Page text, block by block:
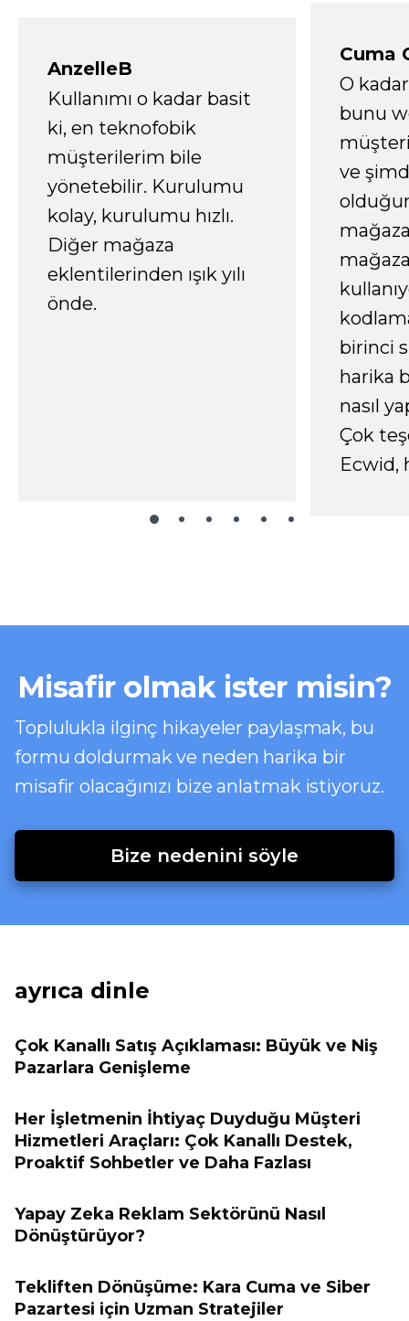
AnzelleB
Kullanımı o kadar basit
ki, en teknofobik
müşterilerim bile
yönetebilir. Kurulumu
kolay, kurulumu hızlı.
Diğer mağaza
eklentilerinden ışık yılı
önde.
Cuma
O
bunu
ve
birinci
harika
nasıl
Çok
Ecwid,
Misafir olmak ister misin?
Toplulukla ilginç hikayeler paylaşmak, bu
formu doldurmak ve neden harika bir
misafir olacağınızı bize anlatmak istiyoruz.
Bize nedenini söyle
ayrıca dinle
Çok Kanallı Satış Açıklaması: Büyük ve Niş
Pazarlara Genişleme
Her İşletmenin İhtiyaç Duyduğu Müşteri
Hizmetleri Araçları: Çok Kanallı Destek,
Proaktif Sohbetler ve Daha Fazlası
Yapay Zeka Reklam Sektörünü Nasıl
Dönüştürüyor?
Tekliften Dönüşüme: Kara Cuma ve Siber
Pazartesi için Uzman Stratejiler